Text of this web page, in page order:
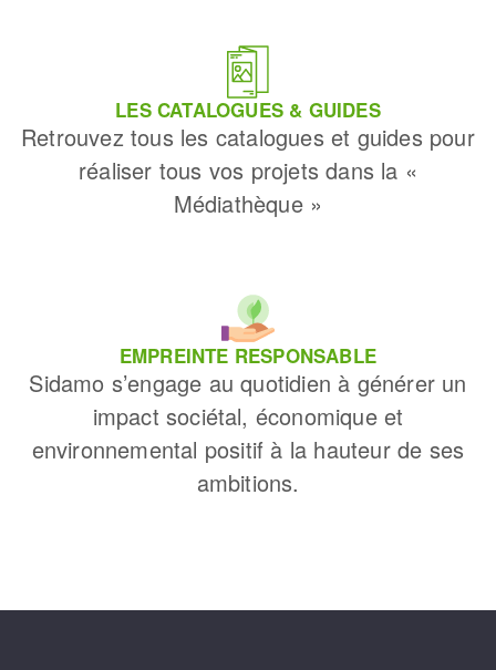
LES CATALOGUES & GUIDES
Retrouvez tous les catalogues et guides pour
réaliser tous vos projets dans la «
Médiathèque »
EMPREINTE RESPONSABLE
Sidamo s’engage au quotidien à générer un
impact sociétal, économique et
environnemental positif à la hauteur de ses
ambitions.